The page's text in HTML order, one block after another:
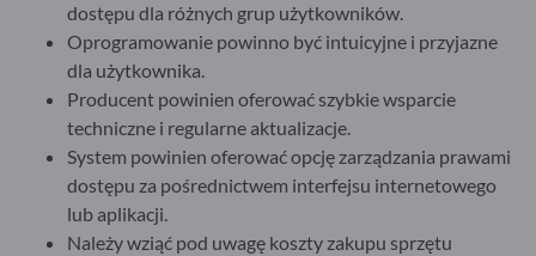
dostępu dla różnych grup użytkowników.
Oprogramowanie powinno być intuicyjne i przyjazne
dla użytkownika.
Producent powinien oferować szybkie wsparcie
techniczne i regularne aktualizacje.
System powinien oferować opcję zarządzania prawami
dostępu za pośrednictwem interfejsu internetowego
lub aplikacji.
Należy wziąć pod uwagę koszty zakupu sprzętu